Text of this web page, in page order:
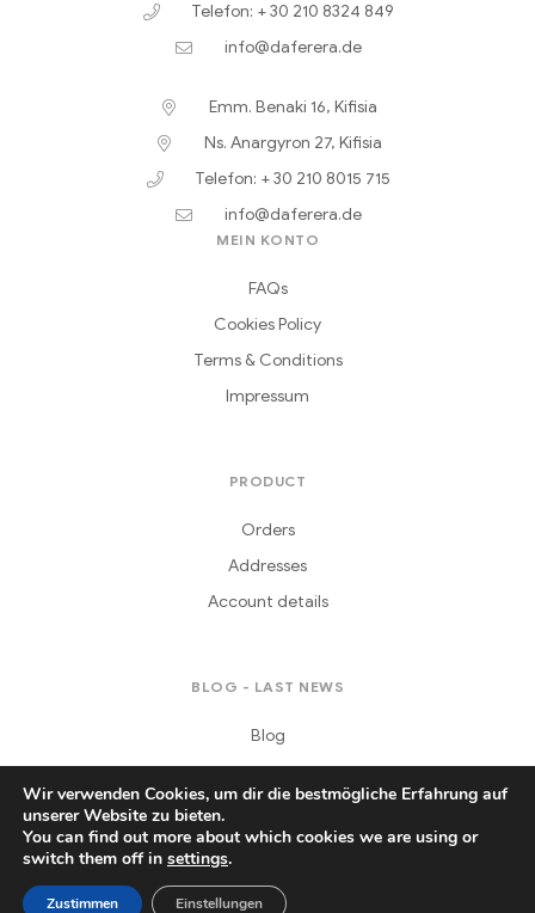
Telefon: + 30 210 8324 849
info@daferera.de
Emm. Benaki 16, Kifisia
Ns. Anargyron 27, Kifisia
Telefon: + 30 210 8015 715
info@daferera.de
MEIN KONTO
FAQs
Cookies Policy
Terms & Conditions
Impressum
PRODUCT
Orders
Addresses
Account details
BLOG - LAST NEWS
Blog
Copyright © 2021Daferera
Wir verwenden Cookies, um dir die bestmögliche Erfahrung auf
unserer Website zu bieten.
You can find out more about which cookies we are using or
switch them off in settings.
Zustimmen Einstellungen